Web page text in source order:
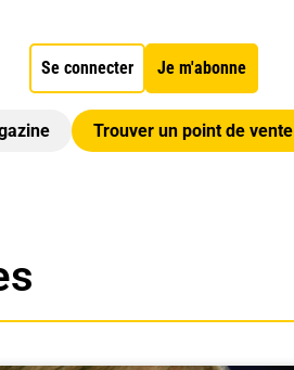
Se connecter Je m'abonne
Trouver un point de vente